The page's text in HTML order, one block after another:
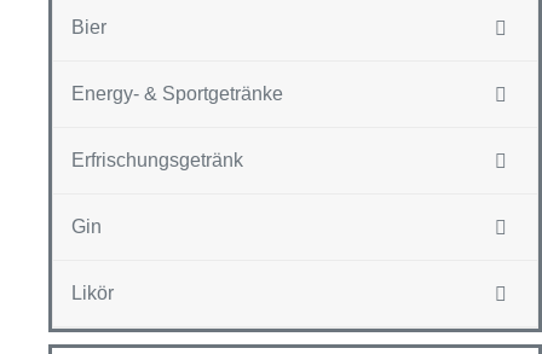
Bier
Energy- & Sportgetränke
Erfrischungsgetränk
Gin
Likör